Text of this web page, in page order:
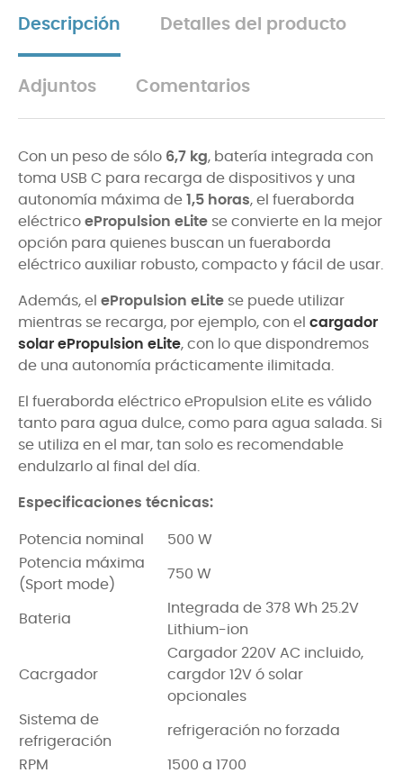
Descripción Detalles del producto
Adjuntos Comentarios
Con un peso de sólo 6,7 kg, batería integrada con
toma USB C para recarga de dispositivos y una
autonomía máxima de 1,5 horas, el fueraborda
eléctrico ePropulsion eLite se convierte en la mejor
opción para quienes buscan un fueraborda
eléctrico auxiliar robusto, compacto y fácil de usar.
Además, el ePropulsion eLite se puede utilizar
mientras se recarga, por ejemplo, con el cargador
solar ePropulsion eLite, con lo que dispondremos
de una autonomía prácticamente ilimitada.
El fueraborda eléctrico ePropulsion eLite es válido
tanto para agua dulce, como para agua salada. Si
se utiliza en el mar, tan solo es recomendable
endulzarlo al final del día.
Especificaciones técnicas:
Potencia nominal
500 W
Potencia máxima
(Sport mode)
750 W
Bateria
Integrada de 378 Wh 25.2V
Lithium-ion
Cacrgador
Cargador 220V AC incluido,
cargdor 12V ó solar
opcionales
Sistema de
refrigeración
refrigeración no forzada
RPM
1500 a 1700